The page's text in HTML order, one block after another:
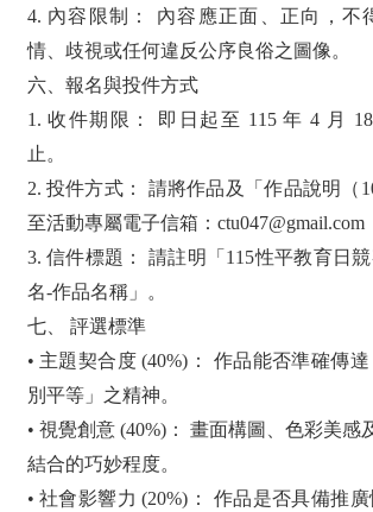
4. 內容限制： 內容應正面、正向，不
情、歧視或任何違反公序良俗之圖像。
六、報名與投件方式
1. 收件期限： 即日起至 115 年 4 月
止。
2. 投件方式： 請將作品及「作品說明（
至活動專屬電子信箱：ctu047@gmail.com
3. 信件標題： 請註明「115性平教育日
名-作品名稱」。
七、 評選標準
• 主題契合度 (40%)： 作品能否準確傳
別平等」之精神。
• 視覺創意 (40%)： 畫面構圖、色彩美感
結合的巧妙程度。
• 社會影響力 (20%)： 作品是否具備推